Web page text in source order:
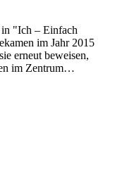
"Ich – Einfach
im Jahr 2015
erneut beweisen,
im Zentrum…